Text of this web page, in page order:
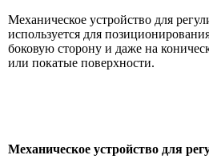
Механическое устройство для
используется для
боковую сторону и даже на
или покатые поверхности.
Механическое устройство для